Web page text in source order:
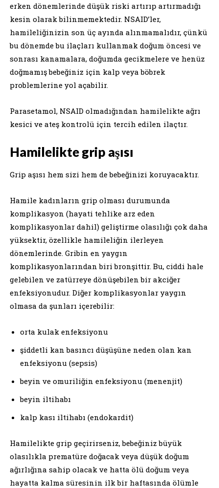
erken dönemlerinde düşük riski artırıp artırmadığı
kesin olarak bilinmemektedir. NSAID’ler,
hamileliğinizin son üç ayında alınmamalıdır, çünkü
bu dönemde bu ilaçları kullanmak doğum öncesi ve
sonrası kanamalara, doğumda gecikmelere ve henüz
doğmamış bebeğiniz için kalp veya böbrek
problemlerine yol açabilir.
Parasetamol, NSAID olmadığından hamilelikte ağrı
kesici ve ateş kontrolü için tercih edilen ilaçtır.
Hamilelikte grip aşısı
Grip aşısı hem sizi hem de bebeğinizi koruyacaktır.
Hamile kadınların grip olması durumunda
komplikasyon (hayati tehlike arz eden
komplikasyonlar dahil) geliştirme olasılığı çok daha
yüksektir, özellikle hamileliğin ilerleyen
dönemlerinde. Gribin en yaygın
komplikasyonlarından biri bronşittir. Bu, ciddi hale
gelebilen ve zatürreye dönüşebilen bir akciğer
enfeksiyonudur. Diğer komplikasyonlar yaygın
olmasa da şunları içerebilir:
orta kulak enfeksiyonu
şiddetli kan basıncı düşüşüne neden olan kan
enfeksiyonu (sepsis)
beyin ve omuriliğin enfeksiyonu (menenjit)
beyin iltihabı
kalp kası iltihabı (endokardit)
Hamilelikte grip geçirirseniz, bebeğiniz büyük
olasılıkla prematüre doğacak veya düşük doğum
ağırlığına sahip olacak ve hatta ölü doğum veya
hayatta kalma süresinin ilk bir haftasında ölümle